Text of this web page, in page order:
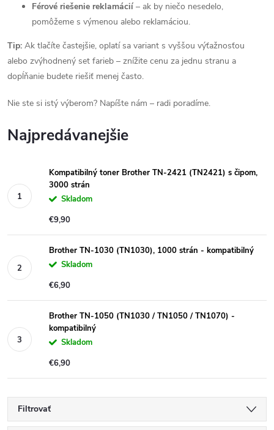
Férové riešenie reklamácií – ak by niečo nesedelo,
pomôžeme s výmenou alebo reklamáciou.
Tip: Ak tlačíte častejšie, oplatí sa variant s vyššou výťažnosťou
alebo zvýhodnený set farieb – znížite cenu za jednu stranu a
dopĺňanie budete riešiť menej často.
Nie ste si istý výberom? Napíšte nám – radi poradíme.
Najpredávanejšie
Kompatibilný toner Brother TN-2421 (TN2421) s čipom,
3000 strán
Skladom
€9,90
Brother TN-1030 (TN1030), 1000 strán - kompatibilný
Skladom
€6,90
Brother TN-1050 (TN1030 / TN1050 / TN1070) -
kompatibilný
Skladom
€6,90
Filtrovať